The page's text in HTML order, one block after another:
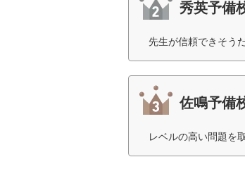
秀英予備
先生が信頼できそう
佐鳴予備
レベルの高い問題を